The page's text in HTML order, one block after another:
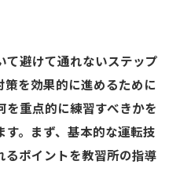
て避けて通れないステップ
を効果的に進めるために
を重点的に練習すべきかを
す。まず、基本的な運転技
るポイントを教習所の指導